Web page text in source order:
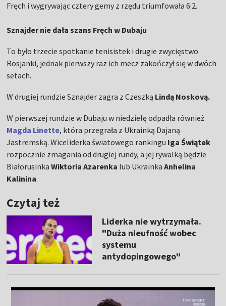
Fręch i wygrywając cztery gemy z rzędu triumfowała 6:2.
Sznajder nie dała szans Fręch w Dubaju
To było trzecie spotkanie tenisistek i drugie zwycięstwo
Rosjanki, jednak pierwszy raz ich mecz zakończył się w dwóch
setach.
W drugiej rundzie Sznajder zagra z Czeszką Lindą Noskovą.
W pierwszej rundzie w Dubaju w niedzielę odpadła również
Magda Linette, która przegrała z Ukrainką Dajaną
Jastremską. Wiceliderka światowego rankingu Iga Świątek
rozpocznie zmagania od drugiej rundy, a jej rywalką będzie
BiałorusinkaWiktoria Azarenka lub UkrainkaAnhelina
Kalinina.
Czytaj też
Liderka nie wytrzymała.
"Duża nieufność wobec
systemu
antydopingowego"